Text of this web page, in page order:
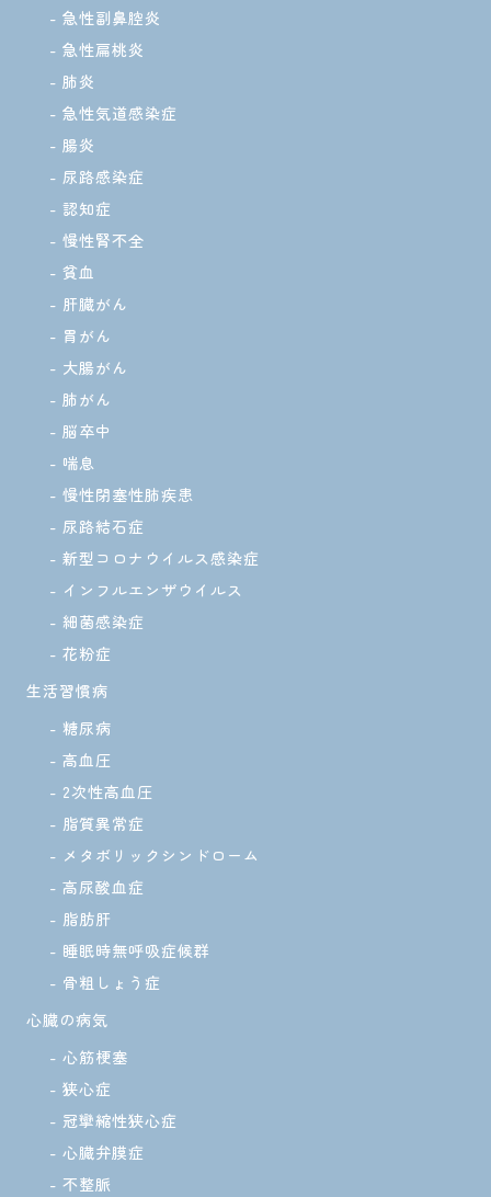
急性副鼻腔炎
急性扁桃炎
肺炎
急性気道感染症
腸炎
尿路感染症
認知症
慢性腎不全
貧血
肝臓がん
胃がん
大腸がん
肺がん
脳卒中
喘息
慢性閉塞性肺疾患
尿路結石症
新型コロナウイルス感染症
インフルエンザウイルス
細菌感染症
花粉症
生活習慣病
糖尿病
高血圧
2次性高血圧
脂質異常症
メタボリックシンドローム
高尿酸血症
脂肪肝
睡眠時無呼吸症候群
骨粗しょう症
心臓の病気
心筋梗塞
狭心症
冠攣縮性狭心症
心臓弁膜症
不整脈